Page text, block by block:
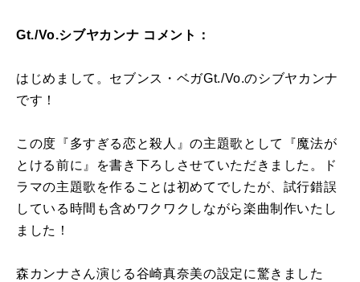
Gt./Vo.シブヤカンナ コメント：
はじめまして。セブンス・ベガGt./Vo.のシブヤカンナ
です！
この度『多すぎる恋と殺人』の主題歌として『魔法が
とける前に』を書き下ろしさせていただきました。ド
ラマの主題歌を作ることは初めてでしたが、試行錯誤
している時間も含めワクワクしながら楽曲制作いたし
ました！
森カンナさん演じる谷崎真奈美の設定に驚きました